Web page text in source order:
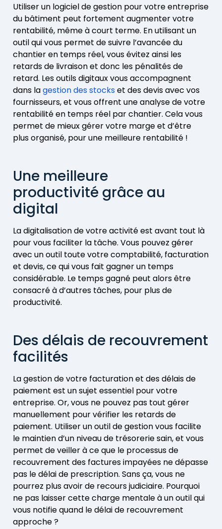
Utiliser un logiciel de gestion pour votre entreprise
du bâtiment peut fortement augmenter votre
rentabilité, même à court terme. En utilisant un
outil qui vous permet de suivre l’avancée du
chantier en temps réel, vous évitez ainsi les
retards de livraison et donc les pénalités de
retard. Les outils digitaux vous accompagnent
dans lagestion des stockset des devis avec vos
fournisseurs, et vous offrent une analyse de votre
rentabilité en temps réel par chantier. Cela vous
permet de mieux gérer votre marge et d’être
plus organisé, pour une meilleure rentabilité !
Une meilleure
productivité grâce au
digital
La digitalisation de votre activité est avant tout là
pour vous faciliter la tâche. Vous pouvez gérer
avec un outil toute votre comptabilité, facturation
et devis, ce qui vous fait gagner un temps
considérable. Le temps gagné peut alors être
consacré à d’autres tâches, pour plus de
productivité.
Des délais de recouvrement
facilités
La gestion de votre facturation et des délais de
paiement est un sujet essentiel pour votre
entreprise. Or, vous ne pouvez pas tout gérer
manuellement pour vérifier les retards de
paiement. Utiliser un outil de gestion vous facilite
le maintien d’un niveau de trésorerie sain, et vous
permet de veiller à ce que le processus de
recouvrement des factures impayées ne dépasse
pas le délai de prescription. Sans ça, vous ne
pourrez plus avoir de recours judiciaire. Pourquoi
ne pas laisser cette charge mentale à un outil qui
vous notifie quand le délai de recouvrement
approche ?